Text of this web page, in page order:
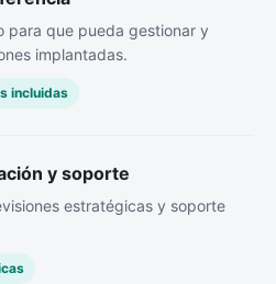
para que pueda gestionar y
implantadas.
incluidas
y soporte
estratégicas y soporte